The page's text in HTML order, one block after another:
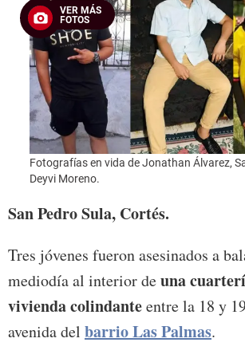
VER MÁS
FOTOS
Fotografías en vida de Jonathan Álvarez,
Deyvi Moreno.
San Pedro Sula, Cortés.
Tres jóvenes fueron asesinados a
mediodía al interior deuna
vivienda colindanteentre la 18 y
avenida del barrio Las Palmas.